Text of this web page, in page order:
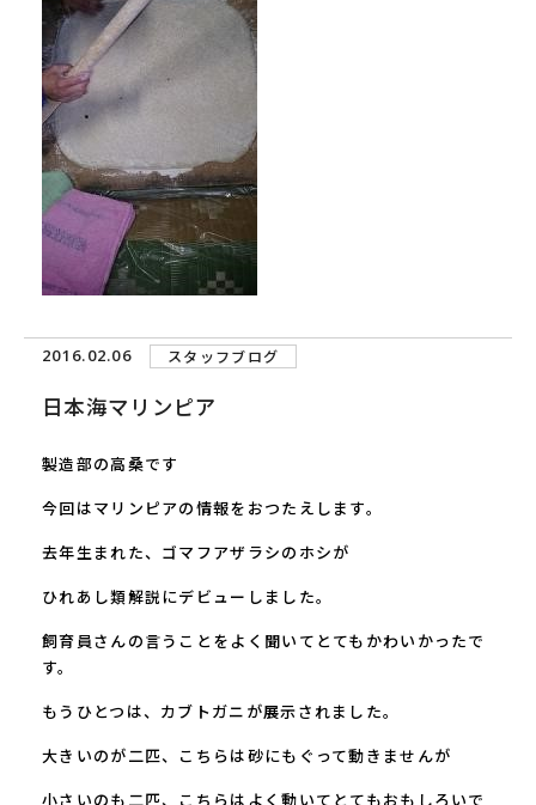
2016.02.06 スタッフブログ
日本海マリンピア
製造部の高桑です
今回はマリンピアの情報をおつたえします。
去年生まれた、ゴマフアザラシのホシが
ひれあし類解説にデビューしました。
飼育員さんの言うことをよく聞いてとてもかわいかったで
す。
もうひとつは、カブトガニが展示されました。
大きいのが二匹、こちらは砂にもぐって動きませんが
小さいのも二匹、こちらはよく動いてとてもおもしろいで